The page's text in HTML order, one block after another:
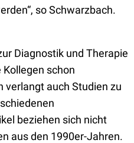
so Schwarzbach.
Diagnostik und Therapie
schon
auch Studien zu
beziehen sich nicht
aus den 1990er-Jahren.